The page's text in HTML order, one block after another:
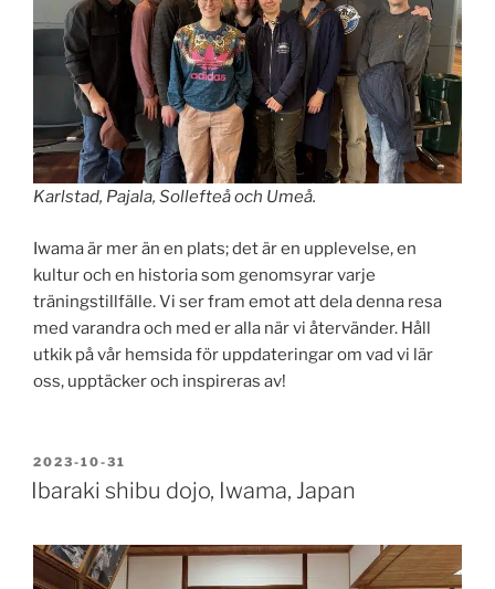
Karlstad, Pajala, Sollefteå och Umeå.
Iwama är mer än en plats; det är en upplevelse, en
kultur och en historia som genomsyrar varje
träningstillfälle. Vi ser fram emot att dela denna resa
med varandra och med er alla när vi återvänder. Håll
utkik på vår hemsida för uppdateringar om vad vi lär
oss, upptäcker och inspireras av!
PUBLICERAT
2023-10-31
Ibaraki shibu dojo, Iwama, Japan